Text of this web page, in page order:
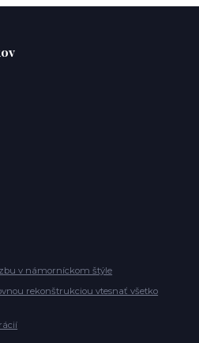
v námorníckom štýle
rekonštrukciou vtesnať všetko